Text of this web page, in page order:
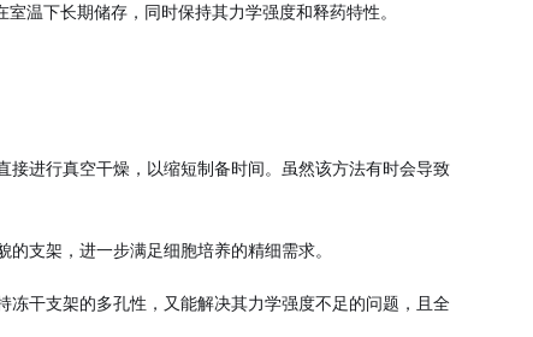
温下长期储存，同时保持其力学强度和释药特性。
进行真空干燥，以缩短制备时间。虽然该方法有时会导致
支架，进一步满足细胞培养的精细需求。
干支架的多孔性，又能解决其力学强度不足的问题，且全